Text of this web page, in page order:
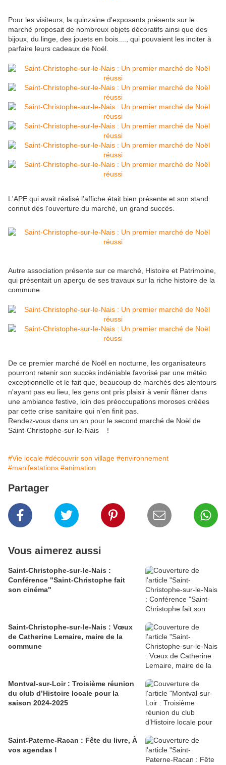
Pour les visiteurs, la quinzaine d'exposants présents sur le
marché proposait de nombreux objets décoratifs ainsi que des
bijoux, du linge, des jouets en bois...., qui pouvaient les inciter à
parfaire leurs cadeaux de Noël.
L'APE qui avait réalisé l'affiche était bien présente et son stand
connut dès l'ouverture du marché, un grand succès.
Autre association présente sur ce marché, Histoire et Patrimoine,
qui présentait un aperçu de ses travaux sur la riche histoire de la
commune.
De ce premier marché de Noël en nocturne, les organisateurs
pourront retenir son succès indéniable favorisé par une météo
exceptionnelle et le fait que, beaucoup de marchés des alentours
n'ayant pas eu lieu, les gens ont pris plaisir à venir flâner dans
une ambiance festive, loin des préoccupations moroses créées
par cette crise sanitaire qui n'en finit pas.
Rendez-vous dans un an pour le second marché de Noël de
Saint-Christophe-sur-le-Nais !
#Vie locale #découvrir son village #environnement
#manifestations #animation
Partager
Vous aimerez aussi
Saint-Christophe-sur-le-Nais :
Conférence "Saint-Christophe fait
son cinéma"
Saint-Christophe-sur-le-Nais : Vœux
de Catherine Lemaire, maire de la
commune
Montval-sur-Loir : Troisième réunion
du club d’Histoire locale pour la
saison 2024-2025
Saint-Paterne-Racan : Fête du livre, À
vos agendas !